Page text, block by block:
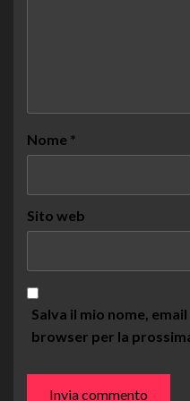
Nome *
Sito web
Salva il mio nome,
browser per la